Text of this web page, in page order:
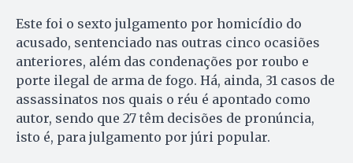
Este foi o sexto julgamento por homicídio do
acusado, sentenciado nas outras cinco ocasiões
anteriores, além das condenações por roubo e
porte ilegal de arma de fogo. Há, ainda, 31 casos de
assassinatos nos quais o réu é apontado como
autor, sendo que 27 têm decisões de pronúncia,
isto é, para julgamento por júri popular.